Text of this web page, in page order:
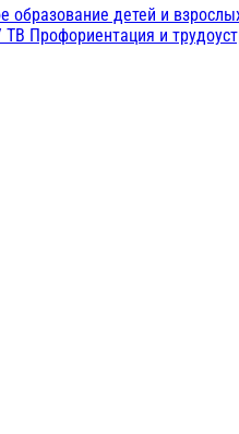
образование детей и
ТВ Профориентация и